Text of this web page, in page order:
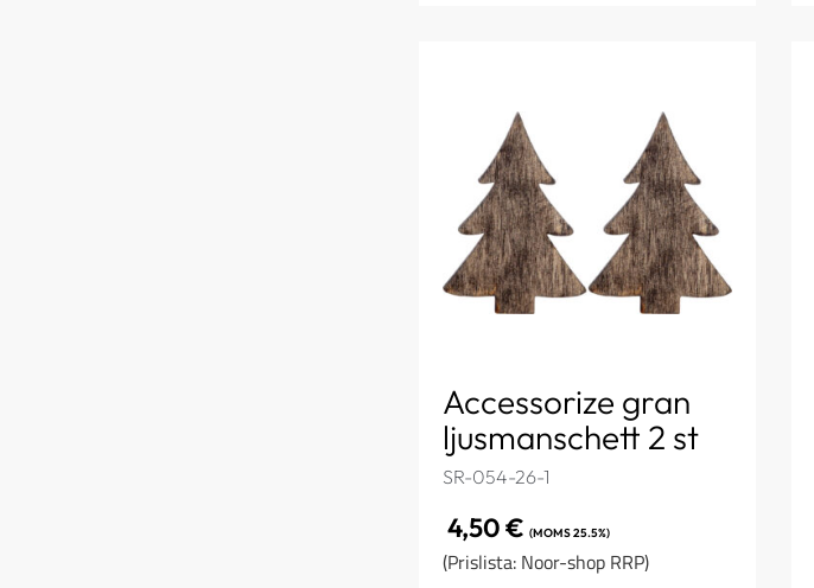
Accessorize gran
ljusmanschett 2 st
SR-054-26-1
4,50€ (MOMS 25.5%)
(Prislista: Noor-shop RRP)